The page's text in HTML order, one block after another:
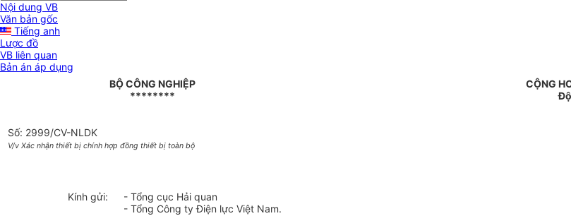
Nội dung VB
Văn bản gốc
Tiếng anh
Lược đồ
VB liên quan
Bản án áp dụng
BỘ CÔNG NGHIỆP
********
CỘNG
Số: 2999/CV-NLDK
V/v Xác nhận thiết bị chính hợp đồng thiết bị toàn bộ
Kính gửi:
- Tổng cục Hải quan
- Tổng Công ty Điện lực Việt Nam.